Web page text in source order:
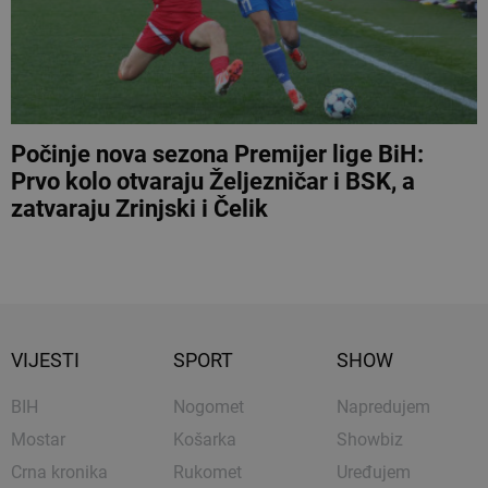
Počinje nova sezona Premijer lige BiH:
Prvo kolo otvaraju Željezničar i BSK, a
zatvaraju Zrinjski i Čelik
VIJESTI
BIH
Mostar
Crna kronika
SPORT
Nogomet
Košarka
Rukomet
SHOW
Napredujem
Showbiz
Uređujem